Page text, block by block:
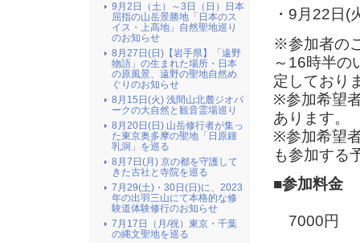
・9月22日(
※参加者の
～16時半の
定しており
※参加希望
あります。
※参加希望
も参加する
■参加料金
7000円
9月2日（土）～3日（日）日本
屈指の山岳景勝地「日本のス
イス・上高地」自然聖地巡り
のお知らせ
8月27日(日)【岩手県】「遠野
物語」の生まれた場所・日本
の原風景、遠野の聖地自然め
ぐりのお知らせ
8月15日(火) 浅間山北麓ジオパ
ークの大自然と観音霊場巡り
8月20日(日) 山岳修行者が集っ
た東京奥多摩の聖地「日原鍾
乳洞」を巡る
8月7日(月) 京の都を守護して
きた古社と寺院を巡る
7月29(土)・30日(日)に、2023
年の出羽三山にて本格的な修
験道体験修行のお知らせ
7月17日（月/祝）東京・千葉
の縄文聖地を巡る